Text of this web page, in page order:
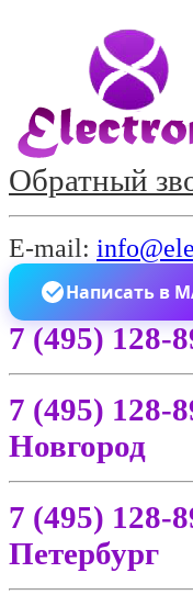
Обратный
E-mail:
Написать в
7 (495) 128-
7 (495) 128-
Новгород
7 (495) 128-
Петербург